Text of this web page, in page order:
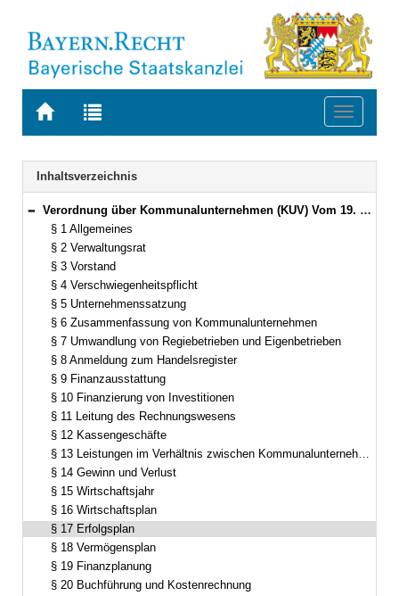
Zur
BAYERN.RECHT
Zur
letzten
Suche
Toggle
Navigation
Inhaltsverzeichnis
Bereich reduzieren
Verordnung über Kommunalunternehmen (KUV) Vom 19. März 1998 (GVBl. S. 220) BayRS 2023-15-I (§§ 1–31)
§ 1 Allgemeines
§ 2 Verwaltungsrat
§ 3 Vorstand
§ 4 Verschwiegenheitspflicht
§ 5 Unternehmenssatzung
§ 6 Zusammenfassung von Kommunalunternehmen
§ 7 Umwandlung von Regiebetrieben und Eigenbetrieben
§ 8 Anmeldung zum Handelsregister
§ 9 Finanzausstattung
§ 10 Finanzierung von Investitionen
§ 11 Leitung des Rechnungswesens
§ 12 Kassengeschäfte
§ 13 Leistungen im Verhältnis zwischen Kommunalunternehmen und Gemeinde
§ 14 Gewinn und Verlust
§ 15 Wirtschaftsjahr
§ 16 Wirtschaftsplan
§ 17 Erfolgsplan
§ 18 Vermögensplan
§ 19 Finanzplanung
§ 20 Buchführung und Kostenrechnung